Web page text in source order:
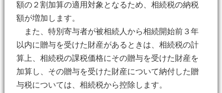
額の２割加算の適用対象となるため、相続税の納税
額が増加します。
また、特別寄与者が被相続人から相続開始前３年
以内に贈与を受けた財産があるときは、相続税の計
算上、相続税の課税価格にその贈与を受けた財産を
加算し、その贈与を受けた財産について納付した贈
与税については、相続税から控除します。